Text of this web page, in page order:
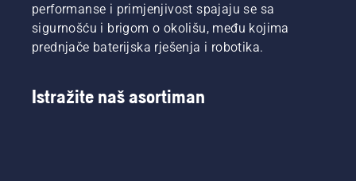
performanse i primjenjivost spajaju se sa
sigurnošću i brigom o okolišu, među kojima
prednjače baterijska rješenja i robotika.
Istražite naš asortiman